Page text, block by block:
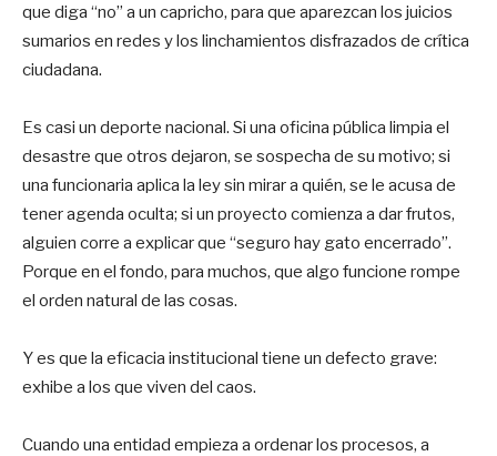
que diga “no” a un capricho, para que aparezcan los juicios
sumarios en redes y los linchamientos disfrazados de crítica
ciudadana.
Es casi un deporte nacional. Si una oficina pública limpia el
desastre que otros dejaron, se sospecha de su motivo; si
una funcionaria aplica la ley sin mirar a quién, se le acusa de
tener agenda oculta; si un proyecto comienza a dar frutos,
alguien corre a explicar que “seguro hay gato encerrado”.
Porque en el fondo, para muchos, que algo funcione rompe
el orden natural de las cosas.
Y es que la eficacia institucional tiene un defecto grave:
exhibe a los que viven del caos.
Cuando una entidad empieza a ordenar los procesos, a